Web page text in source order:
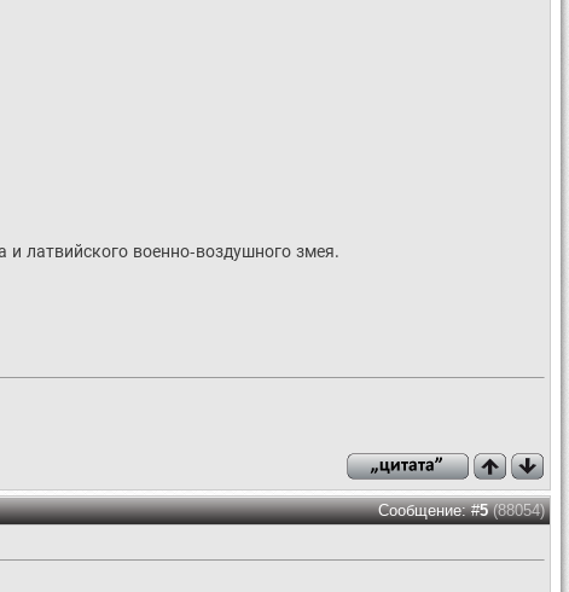
латвийского военно-воздушного змея.
Сообщение: #5(88054)